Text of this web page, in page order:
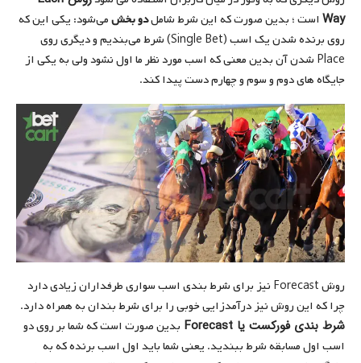
Way است ؛ بدین صورت که این شرط شاملدو بخشمی‌شود: یکی این که
روی برنده شدن یک اسب (Single Bet) شرط می‌بندیم و دیگری روی
Place شدن آن بدین معنی که اسب مورد نظر ما اول نشود ولی به یکی از
جایگاه های دوم و سوم و چهارم دست پیدا کند.
روش Forecast نیز برای شرط بندی اسب سواری طرفداران زیادی دارد
چرا که این روش نیز درآمدزایی خوبی را برای شرط بندان به همراه دارد.
شرط بندی فورکست یا Forecast
بدین صورت است که شما بر روی دو
اسب اول مسابقه شرط ببندید. یعنی شما باید اول اسب برنده که به